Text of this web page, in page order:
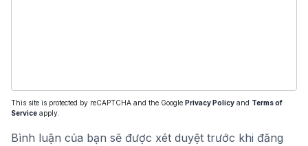
This site is protected by reCAPTCHA and the Google Privacy Policy and Terms of
Service apply.
Bình luận của bạn sẽ được xét duyệt trước khi đăng